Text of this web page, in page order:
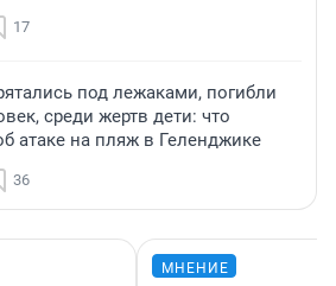
17
под лежаками, погибли
среди жертв дети: что
атаке на пляж в Геленджике
36
МНЕНИЕ